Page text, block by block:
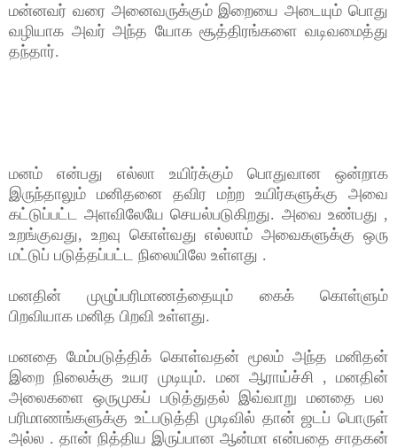
மன்னவர் வரை அனைவருக்கும் இறையை அடையும் பொது
வழியாக அவர் அந்த யோக சூத்திரங்களை வடிவமைத்து
தந்தார்.
மனம் என்பது எல்லா உயிர்க்கும் பொதுவான ஒன்றாக
இருந்தாலும் மனிதனை தவிர மற்ற உயிர்களுக்கு அவை
கட்டுப்பட்ட அளவிலேயே செயல்படுகிறது. அவை உண்பது ,
உறங்குவது, உறவு கொள்வது எல்லாம் அவைகளுக்கு ஒரு
மட்டுப் படுத்தப்பட்ட நிலையிலே உள்ளது .
மனதின் முழுப்பரிமாணத்தையும் கைக் கொள்ளும்
பிறவியாக மனித பிறவி உள்ளது.
மனதை மேம்படுத்திக் கொள்வதன் மூலம் அந்த மனிதன்
இறை நிலைக்கு உயர முடியும். மன ஆராய்ச்சி , மனதின்
அலைகளை ஒருமுகப் படுத்துதல் இவ்வாறு மனதை பல
பரிமாணங்களுக்கு உட்படுத்தி முடிவில் தான் ஜடப் பொருள்
அல்ல . தான் நித்திய இருப்பான ஆன்மா என்பதை சாதகன்